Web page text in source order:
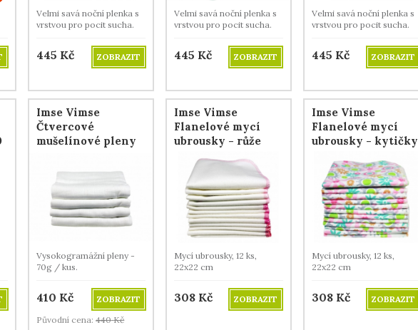
Velmi savá noční plenka s
vrstvou pro pocit sucha.
445 Kč ZOBRAZIT
Velmi savá noční plenka s
vrstvou pro pocit sucha.
445 Kč ZOBRAZIT
Velmi savá noční plenka s
vrstvou pro pocit sucha.
445 Kč ZOBRAZIT
Imse Vimse
Čtvercové
mušelínové pleny
Vysokogramážní pleny -
70g / kus.
410 Kč
ZOBRAZIT
Původní cena:440 Kč
Imse Vimse
Flanelové mycí
ubrousky - růže
Mycí ubrousky, 12 ks,
22x22 cm
308 Kč ZOBRAZIT
Imse Vimse
Flanelové mycí
ubrousky - kytičky
Mycí ubrousky, 12 ks,
22x22 cm
308 Kč ZOBRAZIT